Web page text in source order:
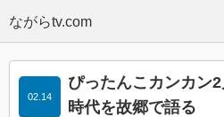
ぴったんこカンカン
時代を故郷で語る
02.14